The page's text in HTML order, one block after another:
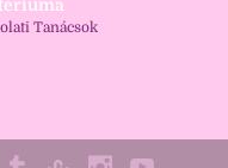
Tanácsok